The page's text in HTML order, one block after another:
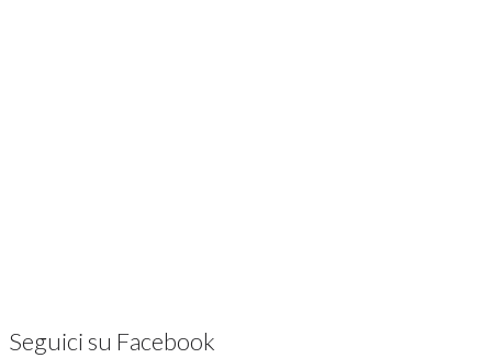
Seguici su Facebook